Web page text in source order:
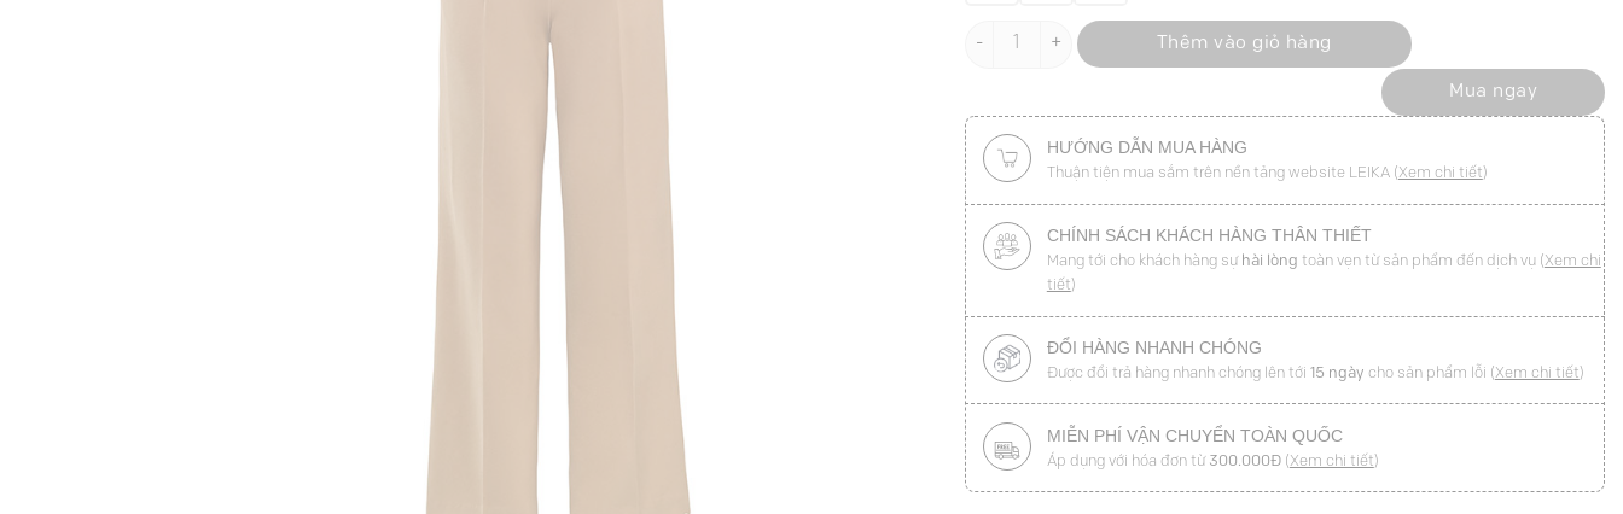
Quần suông túi liền cạp số lượng
Thêm vào giỏ hàng
Mua ngay
HƯỚNG DẪN MUA HÀNG
Thuận tiện mua sắm trên nền tảng website LEIKA (Xem chi tiết)
CHÍNH SÁCH KHÁCH HÀNG THÂN THIẾT
Mang tới cho khách hàng sự hài lòng toàn vẹn từ sản phẩm đến dịch vụ (Xem chi
tiết)
ĐỔI HÀNG NHANH CHÓNG
Được đổi trả hàng nhanh chóng lên tới 15 ngày cho sản phẩm lỗi (Xem chi tiết)
MIỄN PHÍ VẬN CHUYỂN TOÀN QUỐC
Áp dụng với hóa đơn từ 300.000Đ(Xem chi tiết)